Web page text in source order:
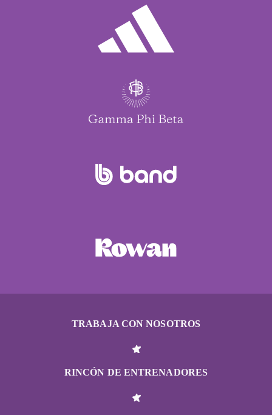
TRABAJA CON NOSOTROS
RINCÓN DE ENTRENADORES